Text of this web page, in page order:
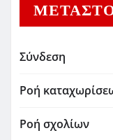
Σύνδεση
Ροή
Ροή σχολίων